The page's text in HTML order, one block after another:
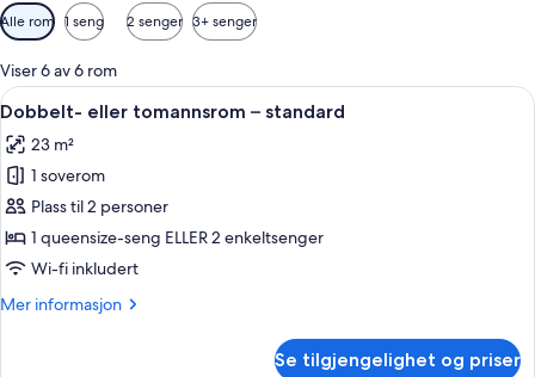
Tilgjengelige
filtre
for
rom
Alle rom 1 seng 2 senger 3+ senger
Viser 6 av 6 rom
Åpne
alle
bildene
av
Dobbelt-
eller
tomannsrom
standard
Dobbelt- eller tomannsrom –
8
Dobbelt- eller tomannsrom – standard
23 m²
1 soverom
Plass til 2 personer
1 queensize-seng ELLER 2 enkeltsenger
Wi-fi inkludert
Mer informasjon
Mer
Se tilgjengelighet og priser